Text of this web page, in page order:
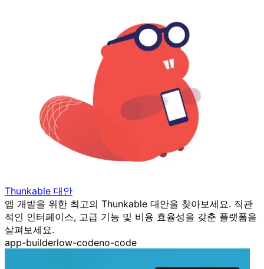
Thunkable 대안
앱 개발을 위한 최고의 Thunkable 대안을 찾아보세요. 직관
적인 인터페이스, 고급 기능 및 비용 효율성을 갖춘 플랫폼을
살펴보세요.
app-builderlow-codeno-code